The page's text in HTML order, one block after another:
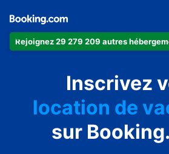
Rejoignez 29 279 209 autres
Inscrivez
hôtel
location de
auberge de
sur